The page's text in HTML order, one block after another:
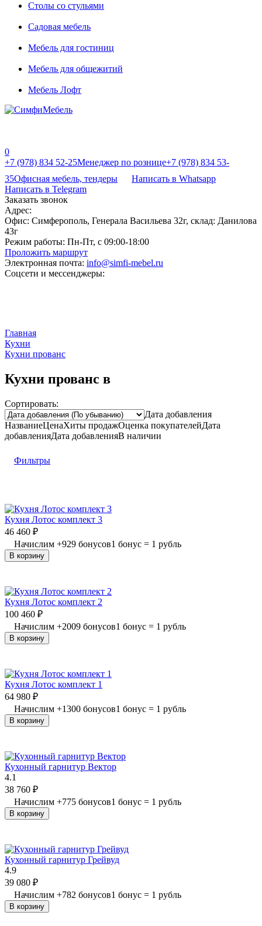
Столы со стульями
Садовая мебель
Мебель для гостиниц
Мебель для общежитий
Мебель Лофт
0
+7 (978) 834 52-25Менеджер по рознице+7 (978) 834 53-
35Офисная мебель, тендеры
Написать в Whatsapp
Написать в Telegram
Заказать звонок
Адрес:
Офис: Симферополь, Генерала Васильева 32г, склад: Данилова
43г
Режим работы: Пн-Пт, с 09:00-18:00
Проложить маршрут
Электронная почта: info@simfi-mebel.ru
Соцсети и мессенджеры:
Главная
Кухни
Кухни прованс
Кухни прованс в
Сортировать:
Дата добавления
НазваниеЦенаХиты продажОценка покупателейДата
добавленияДата добавленияВ наличии
Фильтры
Кухня Лотос комплект 3
46 460 ₽
Начислим +929 бонусов1 бонус = 1 рубль
В корзину
Кухня Лотос комплект 2
100 460 ₽
Начислим +2009 бонусов1 бонус = 1 рубль
В корзину
Кухня Лотос комплект 1
64 980 ₽
Начислим +1300 бонусов1 бонус = 1 рубль
В корзину
Кухонный гарнитур Вектор
4.1
38 760 ₽
Начислим +775 бонусов1 бонус = 1 рубль
В корзину
Кухонный гарнитур Грейвуд
4.9
39 080 ₽
Начислим +782 бонусов1 бонус = 1 рубль
В корзину